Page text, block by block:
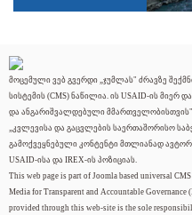
მოცემული ვებ გვერდი „ჯუმლას" ძრავზე
სისტემის (CMS) ნაწილია. ის USAID-ის
და ანგარიშვალდებული მმართველობისთვის"
„კვლევისა და გაცვლების საერთაშორისო
გამოქვეყნებული კონტენტი მთლიანად
USAID-ისა და IREX-ის პოზიციას.
This web page is part of Joomla based universal
Media for Transparent and Accountable
provided through this web-site is the sole